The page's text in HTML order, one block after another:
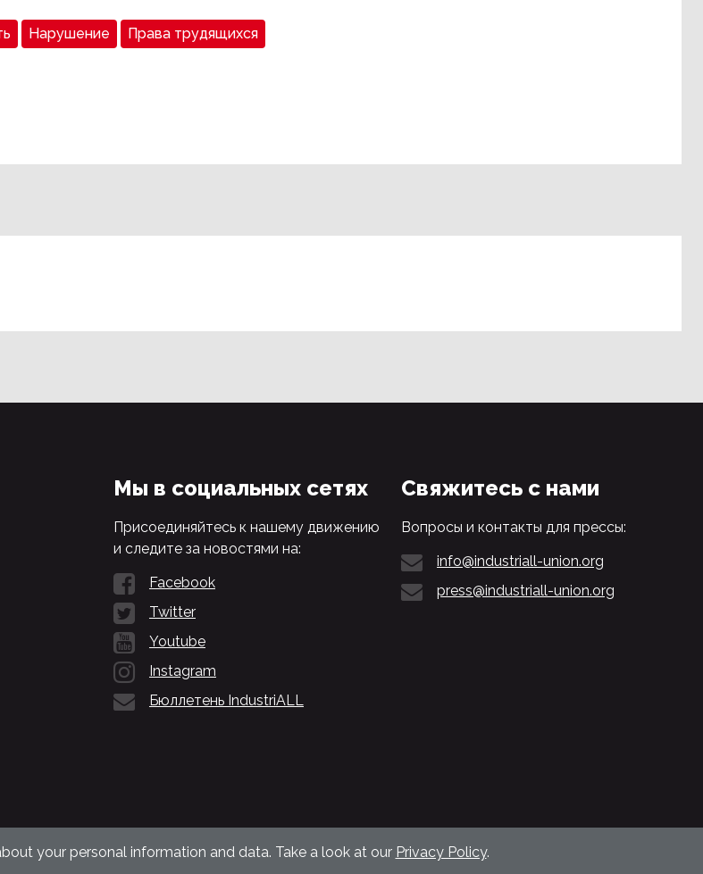
Нарушение Права трудящихся
Мы в социальных сетях
Присоединяйтесь к нашему движению
и следите за новостями на:
Facebook
Twitter
Youtube
Instagram
Бюллетень IndustriALL
Свяжитесь с нами
Вопросы и контакты для прессы:
info@industriall-union.org
press@industriall-union.org
your personal information and data. Take a look at our Privacy Policy.